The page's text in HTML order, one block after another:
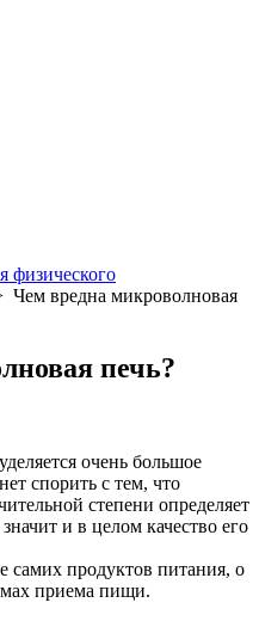
физического
Чем вредна микроволновая
печь?
очень большое
спорить с тем, что
степени определяет
и в целом качество его
самих продуктов питания, о
приема пищи.